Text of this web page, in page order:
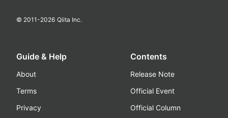
© 2011-2026 Qiita Inc.
Guide & Help
About
Terms
Privacy
Contents
Release Note
Official Event
Official Column